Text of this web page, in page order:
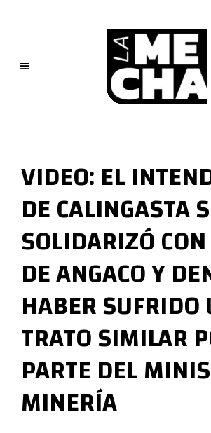
M
e
c
h
a
PERIODISMO DIGITAL
VIDEO: EL
DE CALINGASTA
SOLIDARIZÓ
DE ANGACO Y
HABER SUFRIDO
TRATO SIMILAR
PARTE DEL
MINERÍA